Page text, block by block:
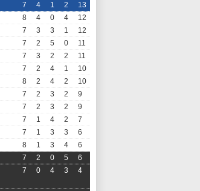
7 4 1 2
13
8 4 0 4
12
7 3 3 1
12
7 2 5 0
11
7 3 2 2
11
7 2 4 1
10
8 2 4 2
10
7 2 3 2
9
7 2 3 2
9
7 1 4 2
7
7 1 3 3
6
8 1 3 4
6
7 2 0 5
6
7 0 4 3 4